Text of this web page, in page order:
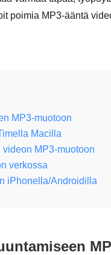
poimia MP3-ääntä
MP3-muotoon
Macilla
MP3-muotoon
verkossa
iPhonella/Androidilla